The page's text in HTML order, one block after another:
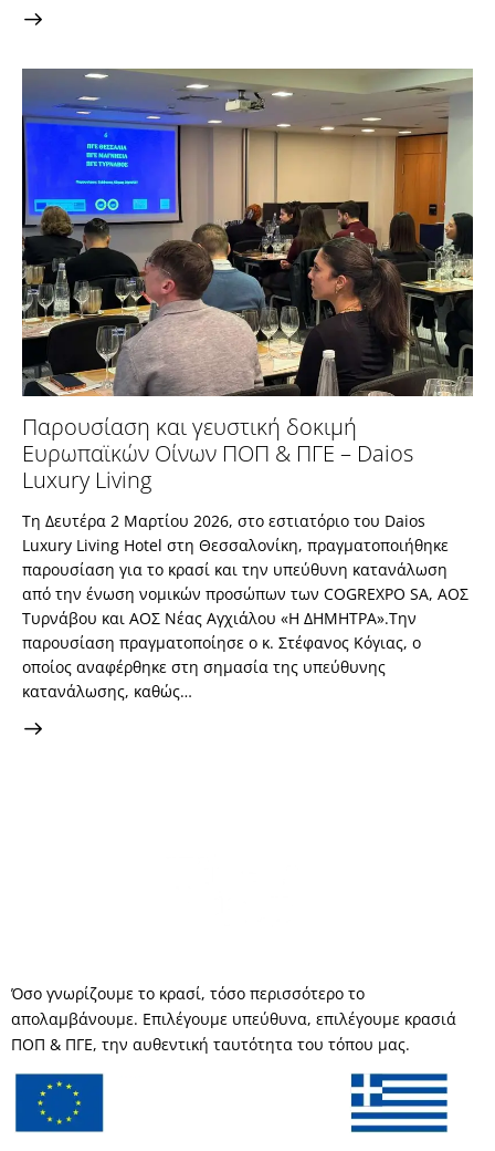
Παρουσίαση και γευστική δοκιμή
Ευρωπαϊκών Οίνων ΠΟΠ & ΠΓΕ – Daios
Luxury Living
Τη Δευτέρα 2 Μαρτίου 2026, στο εστιατόριο του Daios
Luxury Living Hotel στη Θεσσαλονίκη, πραγματοποιήθηκε
παρουσίαση για το κρασί και την υπεύθυνη κατανάλωση
από την ένωση νομικών προσώπων των COGREXPO SA, ΑΟΣ
Τυρνάβου και ΑΟΣ Νέας Αγχιάλου «Η ΔΗΜΗΤΡΑ».Την
παρουσίαση πραγματοποίησε ο κ. Στέφανος Κόγιας, ο
οποίος αναφέρθηκε στη σημασία της υπεύθυνης
κατανάλωσης, καθώς…
Όσο γνωρίζουμε το κρασί, τόσο περισσότερο το
απολαμβάνουμε. Επιλέγουμε υπεύθυνα, επιλέγουμε κρασιά
ΠΟΠ & ΠΓΕ, την αυθεντική ταυτότητα του τόπου μας.